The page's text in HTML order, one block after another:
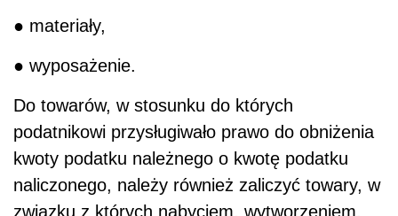
● materiały,
● wyposażenie.
Do towarów, w stosunku do których
podatnikowi przysługiwało prawo do obniżenia
kwoty podatku należnego o kwotę podatku
naliczonego, należy również zaliczyć towary, w
związku z których nabyciem, wytworzeniem,